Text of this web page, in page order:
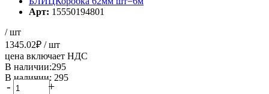
Арт: 15550194801
/ шт
1345.02₽ / шт
цена включает НДС
В наличии:295
В наличии: 295
- +